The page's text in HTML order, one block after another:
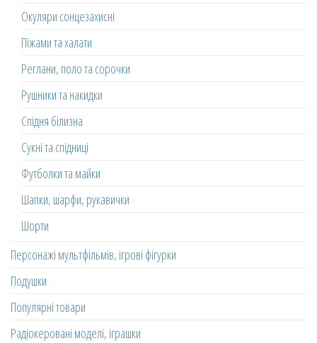
Окуляри сонцезахисні
Піжами та халати
Реглани, поло та сорочки
Рушники та накидки
Спідня білизна
Сукні та спідниці
Футболки та майки
Шапки, шарфи, рукавички
Шорти
Персонажі мультфільмів, ігрові фігурки
Подушки
Популярні товари
Радіокеровані моделі, іграшки